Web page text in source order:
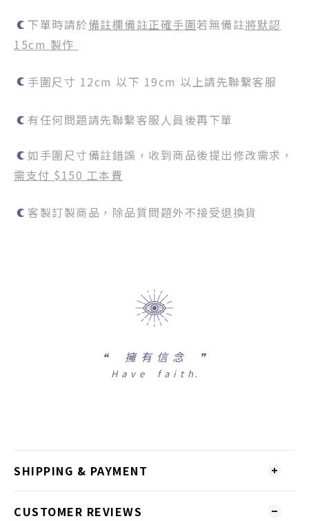
下單時請於備註欄備註正確手圍若無備註將默認
15cm 製作
手圍尺寸 12cm 以下 19cm 以上請先聯繫客服
有任何問題請先聯繫客服人員後再下單
如手圍尺寸備註錯誤，收到商品後提出修改需求，
需支付 $150 工本費
客製訂製商品，除品質問題外不接受退換貨
❝ 擁 有 信 念 ❞
H a v e f a i t h.
SHIPPING & PAYMENT
CUSTOMER REVIEWS